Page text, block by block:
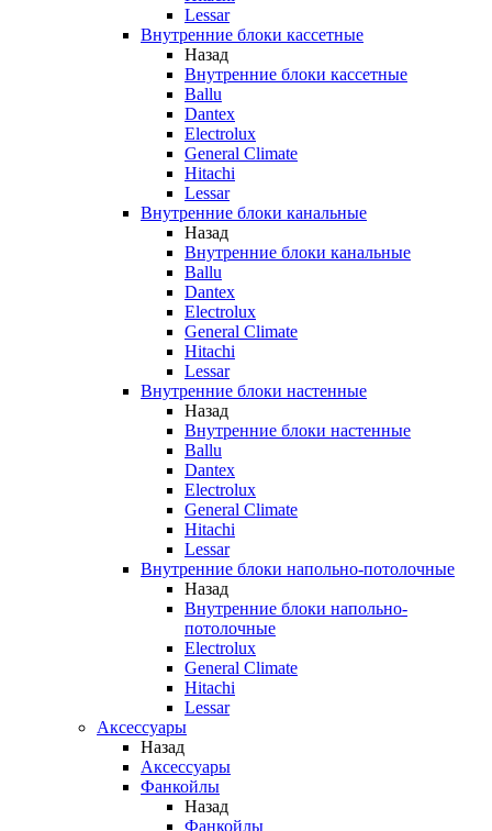
Lessar
Внутренние блоки кассетные
Назад
Внутренние блоки кассетные
Ballu
Dantex
Electrolux
General Climate
Hitachi
Lessar
Внутренние блоки канальные
Назад
Внутренние блоки канальные
Ballu
Dantex
Electrolux
General Climate
Hitachi
Lessar
Внутренние блоки настенные
Назад
Внутренние блоки настенные
Ballu
Dantex
Electrolux
General Climate
Hitachi
Lessar
Внутренние блоки напольно-потолочные
Назад
Внутренние блоки напольно-
потолочные
Electrolux
General Climate
Hitachi
Lessar
Аксессуары
Назад
Аксессуары
Фанкойлы
Назад
Фанкойлы